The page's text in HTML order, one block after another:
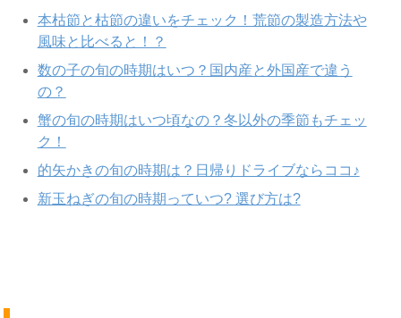
本枯節と枯節の違いをチェック！荒節の製造方法や
風味と比べると！？
数の子の旬の時期はいつ？国内産と外国産で違う
の？
蟹の旬の時期はいつ頃なの？冬以外の季節もチェッ
ク！
的矢かきの旬の時期は？日帰りドライブならココ♪
新玉ねぎの旬の時期っていつ? 選び方は?